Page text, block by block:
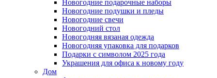
Новогодние подарочные наборы
Новогодние подушки и пледы
Новогодние свечи
Новогодний стол
Новогодняя вязаная одежда
Новогодняя упаковка для подарков
Подарки с символом 2025 года
Украшения для офиса к новому году
Дом